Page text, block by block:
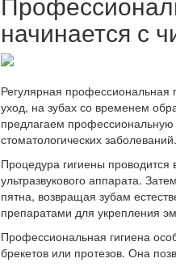
начинается с
Регулярная профессиональная
уход, на зубах со временем
предлагаем профессиональную
стоматологических заболеваний.
Процедура гигиены
ультразвукового аппарата.
пятна, возвращая зубам
препаратами для укрепления
Профессиональная гигиена
брекетов или протезов. Она